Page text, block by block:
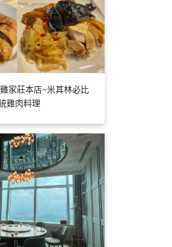
家莊本店~米其林必比
雞肉料理